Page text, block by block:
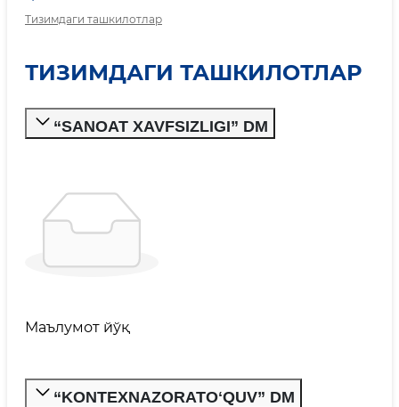
Тизимдаги ташкилотлар
ТИЗИМДАГИ ТАШКИЛОТЛАР
“SANOAT XAVFSIZLIGI” DM
Маълумот йўқ
“KONTEXNAZORATOʻQUV” DM